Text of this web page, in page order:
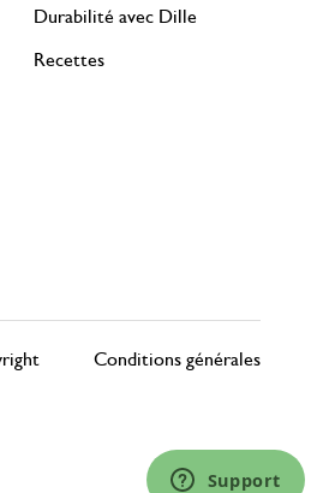
Durabilité avec Dille
Recettes
Conditions générales
Support